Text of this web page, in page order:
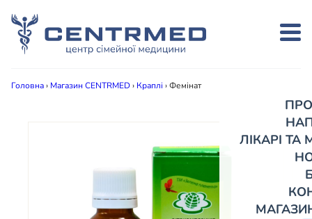
ЛІКАРІ
Головна› Магазин CENTRMED› Краплі ›Фемінат